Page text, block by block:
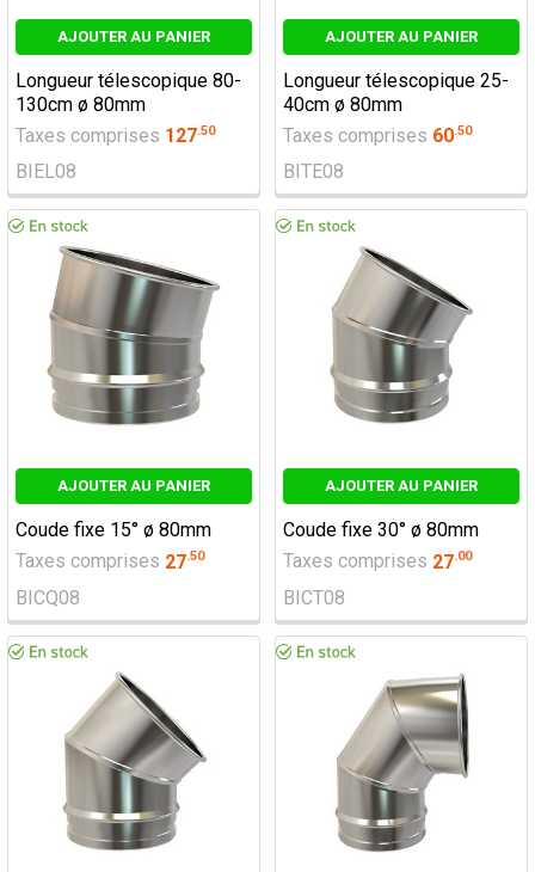
AJOUTER AU PANIER
Longueur télescopique 80-
130cm ø 80mm
Taxes comprises 127.50
BIEL08
AJOUTER AU PANIER
Longueur télescopique 25-
40cm ø 80mm
Taxes comprises 60.50
BITE08
AJOUTER AU PANIER
Coude fixe 15° ø 80mm
Taxes comprises 27.50
BICQ08
AJOUTER AU PANIER
Coude fixe 30° ø 80mm
Taxes comprises 27.00
BICT08